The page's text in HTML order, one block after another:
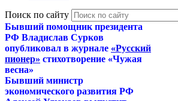
Поиск по сайту
Бывший помощник президента
РФ Владислав Сурков
опубликовал в журнале «Русский
пионер» стихотворение «Чужая
весна»
Бывший министр
экономического развития РФ